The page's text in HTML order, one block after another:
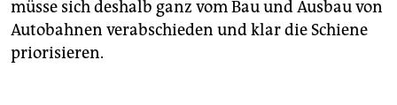
müsse sich deshalb ganz vom Bau und Ausbau von
Autobahnen verabschieden und klar die Schiene
priorisieren.